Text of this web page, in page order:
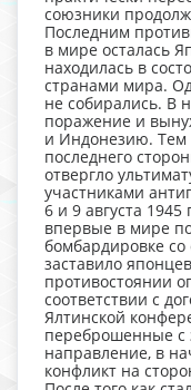
союзники
Последним
в мире осталась
находилась в
странами мира.
не собирались. В
поражение и
и Индонезию. Тем
последнего
отвергло
участниками
6 и 9 августа 1945
впервые в мире
бомбардировке
заставило
противостоянии
соответствии с
Ялтинской
переброшенные с
направление, в
конфликт на